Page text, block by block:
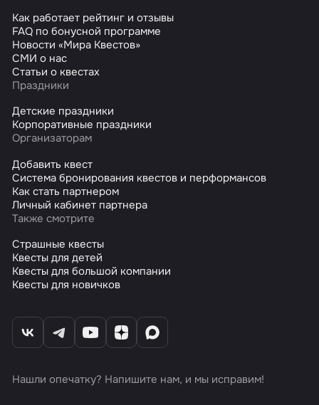
Как работает рейтинг и отзывы
FAQ по бонусной программе
Новости «Мира Квестов»
СМИ о нас
Статьи о квестах
Праздники
Детские праздники
Корпоративные праздники
Организаторам
Добавить квест
Система бронирования квестов и перформансов
Как стать партнером
Личный кабинет партнера
Также смотрите
Страшные квесты
Квесты для детей
Квесты для большой компании
Квесты для новичков
Нашли опечатку? Напишите нам, и мы исправим!